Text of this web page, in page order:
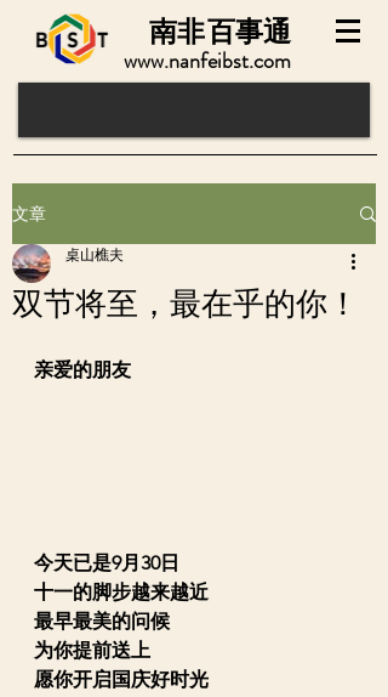
www.nanfeibst.com
百事通
南非
文章
双节将至，最在乎的你！
桌山樵夫
亲爱的朋友
今天已是9月30日
十一的脚步越来越近
最早最美的问候
为你提前送上
愿你开启国庆好时光